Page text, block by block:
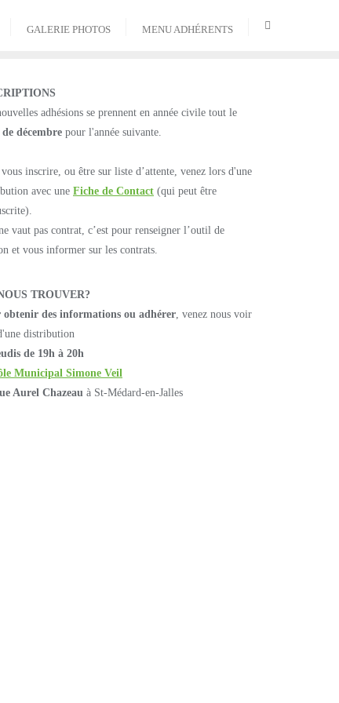
GALERIE PHOTOS MENU ADHÉRENTS
adhésions se prennent en année civile tout le
décembre pour l'année suivante.
inscrire, ou être sur liste d’attente, venez lors d'une
avec une Fiche de Contact (qui peut être
vaut pas contrat, c’est pour renseigner l’outil de
et vous informer sur les contrats.
TROUVER?
obtenir des informations ou adhérer, venez nous voir
distribution
de 19h à 20h
Municipal Simone Veil
Aurel Chazeau à St-Médard-en-Jalles